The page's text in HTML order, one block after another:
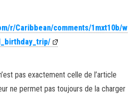
r/Caribbean/comments/1mxt10b/w
pas exactement celle de l’article
ne permet pas toujours de la charger